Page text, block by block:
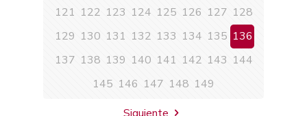
121 122 123 124 125 126 127 128
129 130 131 132 133 134 135 136
137 138 139 140 141 142 143 144
145 146 147 148 149